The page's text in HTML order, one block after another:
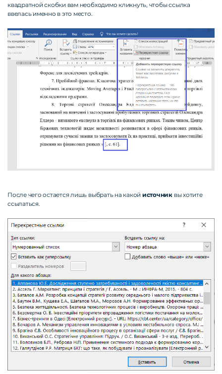
квадратной скобки вам необходимо кликнуть, чтобы ссылка
ввелась именно в это место.
После чего остается лишь выбрать на какой источник вы хотите
ссылаться.